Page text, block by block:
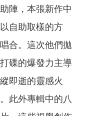
陣，本張新作中
自助取樣的方
合。這次他們拋
碟的爆發力主導
即逝的靈感火
此外專輯中的八